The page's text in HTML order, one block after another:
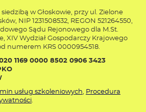
siedzibą w Głoskowie, przy ul. Zielone
NIP 1231508532, REGON 521264550,
Sądu Rejonowego dla M.St.
XIV Wydział Gospodarczy Krajowego
numerem KRS 0000954518.
1169 0000 8502 0906 3423
usług szkoleniowych, Procedura
.